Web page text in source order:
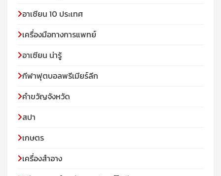
อาเซียน 10 ประเทศ
เครื่องมือทางการแพทย์
อาเซียน น่ารู้
กีฬาฟุตบอลพรีเมียร์ลีก
คำขวัญจังหวัด
สปา
เกษตร
เครื่องสำอาง